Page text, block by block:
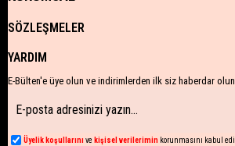
SÖZLEŞMELER
YARDIM
E-Bülten'e üye olun ve indirimlerden ilk siz haberdar
Üyelik koşullarını ve kişisel verilerimin korunmasını kabul